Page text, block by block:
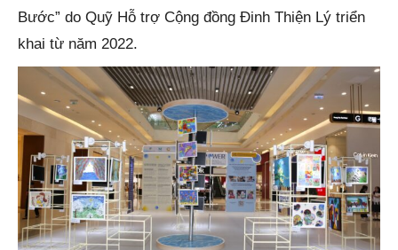
Bước” do Quỹ Hỗ trợ Cộng đồng Đinh Thiện Lý triển
khai từ năm 2022.